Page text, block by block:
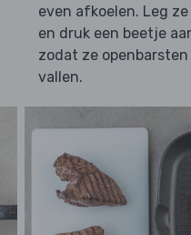
even afkoelen. Leg
en druk een beetje
zodat ze
vallen.